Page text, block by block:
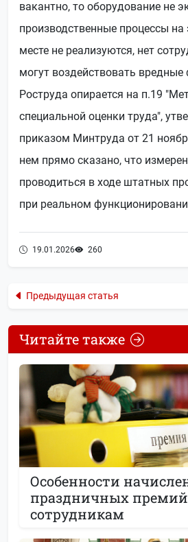
вакантно, то оборудование не
производственные процессы
месте не реализуются, нет
могут воздействовать
Роструда опирается на п.19
специальной оценки труда",
приказом Минтруда от 21
нем прямо сказано, что
проводиться в ходе штатных
при реальном
19.01.2026 260
Предыдущая статья
Читайте также
Особенности
праздничных премий
сотрудникам